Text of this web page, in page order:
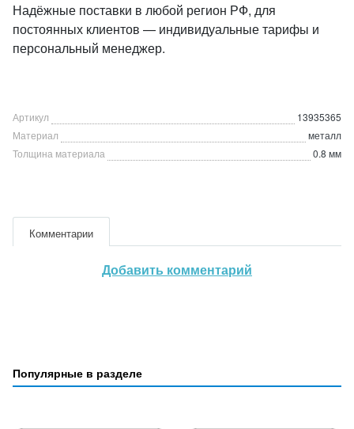
Надёжные поставки в любой регион РФ, для
постоянных клиентов — индивидуальные тарифы и
персональный менеджер.
Артикул
13935365
Материал
металл
Толщина материала
0.8 мм
Комментарии
Добавить комментарий
Популярные в разделе